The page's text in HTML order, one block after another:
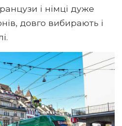
і німці дуже
довго вибирають і